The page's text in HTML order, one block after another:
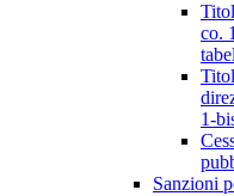
co.
1-
Sanzioni